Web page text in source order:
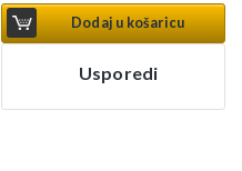
Dodaj u košaricu
Usporedi